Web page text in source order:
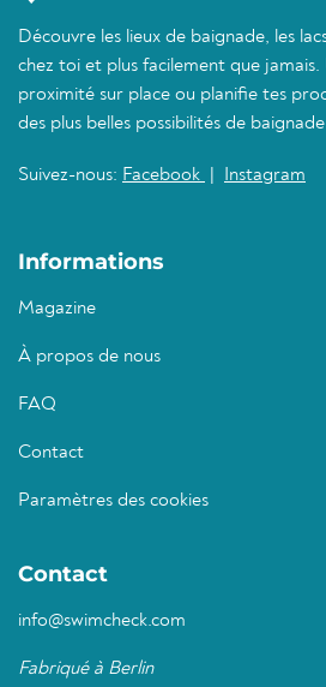
Découvre les lieux de baignade, les
chez toi et plus facilement que jamais.
proximité sur place ou planifie tes
des plus belles possibilités de
Suivez-nous: Facebook Instagram
Informations
Magazine
À propos de nous
FAQ
Contact
Paramètres des cookies
Contact
info@swimcheck.com
Fabriqué à Berlin